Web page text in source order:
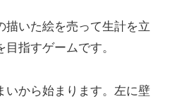
描いた絵を売って生計を立
指すゲームです。
いから始まります。左に壁